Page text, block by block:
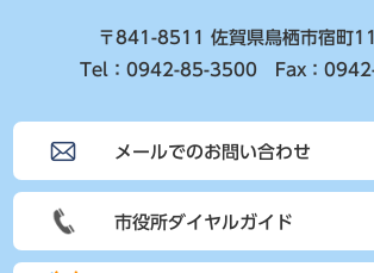
〒841-8511 佐賀県鳥栖市宿町
Tel：0942-85-3500 Fax：
メールでのお問い合わせ
市役所ダイヤルガイド